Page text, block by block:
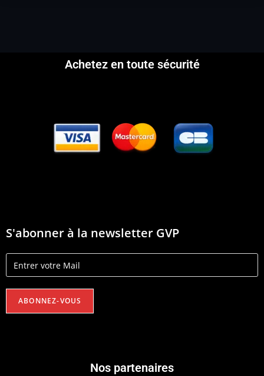
Achetez en toute sécurité
S'abonner à la newsletter GVP
Nos partenaires